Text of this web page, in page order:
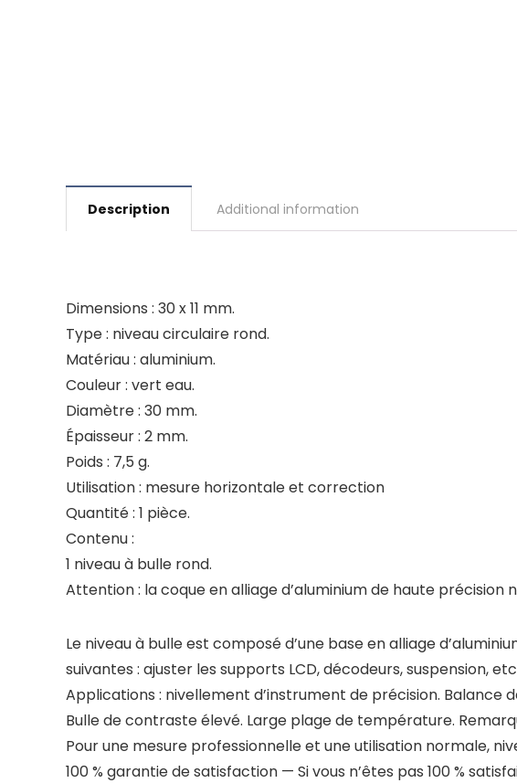
Description Additional information
Dimensions : 30 x 11 mm.
Type : niveau circulaire rond.
Matériau : aluminium.
Couleur : vert eau.
Diamètre : 30 mm.
Épaisseur : 2 mm.
Poids : 7,5 g.
Utilisation : mesure horizontale et correction
Quantité : 1 pièce.
Contenu :
1 niveau à bulle rond.
Attention : la coque en alliage d’aluminium de haute précision
Le niveau à bulle est composé d’une base en alliage
suivantes : ajuster les supports LCD, décodeurs, suspension, etc
Applications : nivellement d’instrument de précision. Balance
Bulle de contraste élevé. Large plage de température.
Pour une mesure professionnelle et une utilisation normale,
100 % garantie de satisfaction — Si vous n’êtes pas 100 %